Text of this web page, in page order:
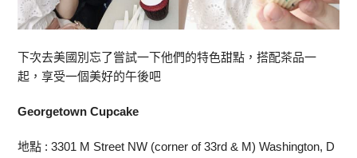
下次去美國別忘了嘗試一下他們的特色甜點，搭配茶品一
起，享受一個美好的午後吧
Georgetown Cupcake
地點 : 3301 M Street NW (corner of 33rd & M) Washington, D